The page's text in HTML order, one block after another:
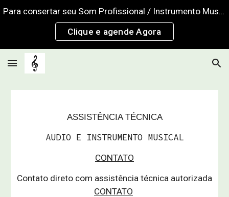
Para consertar seu Som Profissional / Instrumento Musical
Clique e agende Agora
ASSISTÊNCIA TÉCNICA
AUDIO E INSTRUMENTO MUSICAL
CONTATO
Contato direto com assistência técnica autorizada
CONTATO